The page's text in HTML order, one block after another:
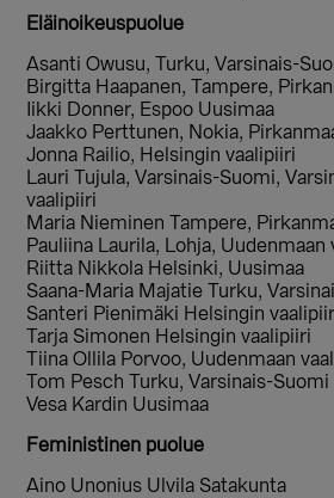
Eläinoikeuspuolue
Asanti Owusu, Turku, Varsinais-
Birgitta Haapanen, Tampere,
Iikki Donner, Espoo Uusimaa
Jaakko Perttunen, Nokia,
Jonna Railio, Helsingin vaalipiiri
Lauri Tujula, Varsinais-Suomi,
vaalipiiri
Maria Nieminen Tampere,
Pauliina Laurila, Lohja, Uudenmaan
Riitta Nikkola Helsinki, Uusimaa
Saana-Maria Majatie Turku,
Santeri Pienimäki Helsingin
Tarja Simonen Helsingin vaalipiiri
Tiina Ollila Porvoo, Uudenmaan
Tom Pesch Turku, Varsinais-Suomi
Vesa Kardin Uusimaa
Feministinen puolue
Aino Unonius Ulvila Satakunta